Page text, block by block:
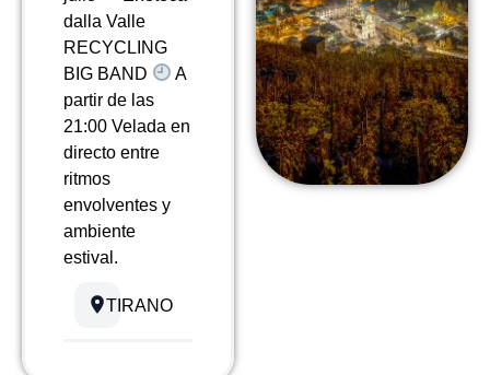
dalla Valle
RECYCLING
BIG BAND
A
partir de las
21:00 Velada en
directo entre
ritmos
envolventes y
ambiente
estival.
TIRANO